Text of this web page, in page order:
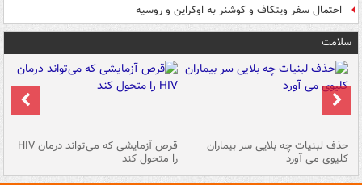
احتمال سفر ویتکاف و کوشنر به اوکراین و روسیه
سلامت
حذف لبنیات چه بلایی سر بیماران
کلیوی می آورد
قرص آزمایشی که می‌تواند درمان HIV
را متحول کند